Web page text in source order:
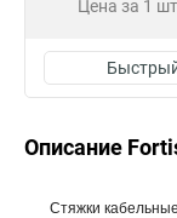
Цена за 1
Описание
Стяжки